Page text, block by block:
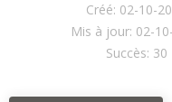
Créé: 02-10-
Mis à jour: 02-
Succès: 30